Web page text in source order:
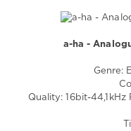
a-ha -
Genre:
Quality: 16bit-44,1kHz